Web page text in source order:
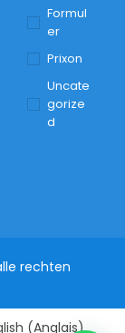
Formul
Er
Prixon
Uncate
Gorize
D
rechten
(Anglais)